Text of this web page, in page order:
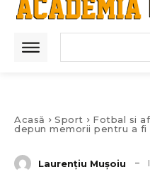
Acasă Sport Fotbal si
depun memorii pentru a fi
Laurenţiu Muşoiu